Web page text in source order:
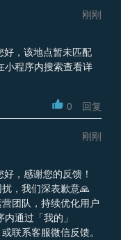
刚刚
好，该地点暂未匹配
小程序内搜索查看详
0 回复
刚刚
好，感谢您的反馈！
，我们深表歉意🙏
团队，持续优化用户
通过「我的」
联系客服微信反馈。